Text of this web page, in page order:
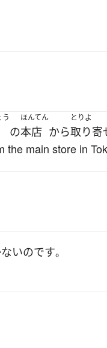
う
の
ほんてん
本店 から
とりよ
取り寄
the main store in
いのです。